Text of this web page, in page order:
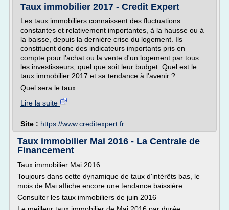
Taux immobilier 2017 - Credit Expert
Les taux immobiliers connaissent des fluctuations
constantes et relativement importantes, à la hausse ou à
la baisse, depuis la dernière crise du logement. Ils
constituent donc des indicateurs importants pris en
compte pour l'achat ou la vente d'un logement par tous
les investisseurs, quel que soit leur budget. Quel est le
taux immobilier 2017 et sa tendance à l'avenir ?
Quel sera le taux...
Lire la suite
Site : https://www.creditexpert.fr
Taux immobilier Mai 2016 - La Centrale de
Financement
Taux immobilier Mai 2016
Toujours dans cette dynamique de taux d'intérêts bas, le
mois de Mai affiche encore une tendance baissière.
Consulter les taux immobiliers de juin 2016